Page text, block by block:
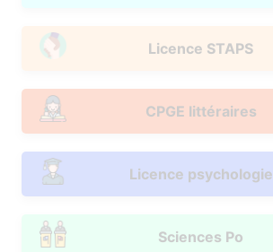
Licence STAPS
CPGE littéraires
Licence psychologie
Sciences Po